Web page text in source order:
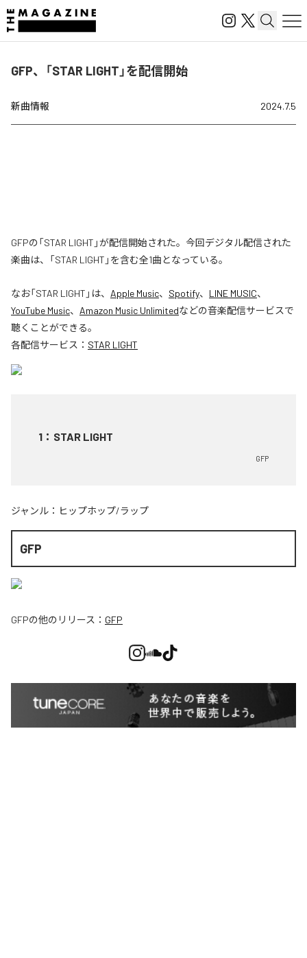
GFP、「STAR LIGHT」を配信開始
新曲情報 2024.7.5
GFPの「STAR LIGHT」が配信開始された。今回デジタル配信された
楽曲は、「STAR LIGHT」を含む全1曲となっている。
なお「STAR LIGHT 」は、 Apple Music、 Spotify、 LINE MUSIC、
YouTube Music、 Amazon Music Unlimitedなどの音楽配信サービスで
聴くことができる。
各配信サービス： STAR LIGHT
1 ： STAR LIGHT
GFP
ジャンル： ヒップホップ/ラップ
GFP
GFPの他のリリース： GFP